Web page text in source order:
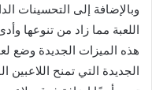
وبالإضافة إلى التحسينات
اللعبة مما زاد من تنوعها
هذه الميزات الجديدة وضع
الجديدة التي تمنح